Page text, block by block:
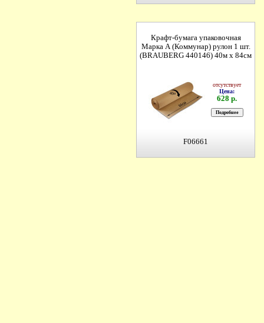
Крафт-бумага упаковочная
Марка А (Коммунар) рулон 1 шт.
(BRAUBERG 440146) 40м х 84см
отсутствует
Цена:
628 р.
F06661